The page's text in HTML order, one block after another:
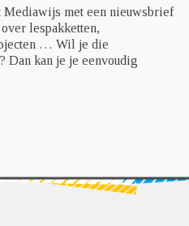
Mediawijs met een nieuwsbrief
lespakketten,
… Wil je die
Dan kan je je eenvoudig